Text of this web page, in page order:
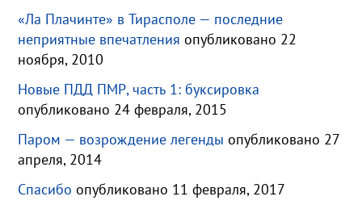
«Ла Плачинте» в Тирасполе — последние
неприятные впечатления опубликовано 22
ноября, 2010
Новые ПДД ПМР, часть 1: буксировка
опубликовано 24 февраля, 2015
Паром — возрождение легенды опубликовано 27
апреля, 2014
Спасибо опубликовано 11 февраля, 2017